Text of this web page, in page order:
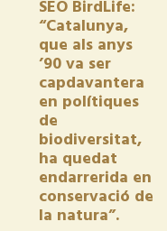
SEO BirdLife:
“Catalunya,
que als anys
’90 va ser
capdavantera
en polítiques
de
biodiversitat,
ha quedat
endarrerida en
conservació de
la natura”.